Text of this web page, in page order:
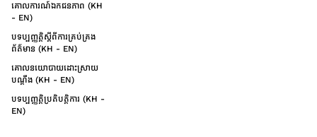
គោលការណ៍ឯកជនភាព (KH
- EN)
បទប្បញ្ញត្តិស្តីពីការគ្រប់គ្រង
ព័ត៌មាន (KH - EN)
គោលនយោបាយដោះស្រាយ
បណ្ដឹង (KH - EN)
បទប្បញ្ញត្តិប្រតិបត្តិការ (KH -
EN)